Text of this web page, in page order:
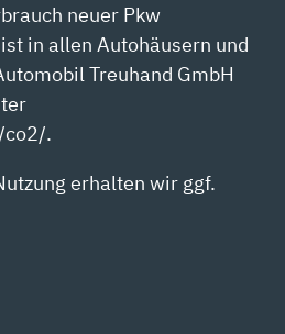
neuer Pkw
in allen Autohäusern und
Treuhand GmbH
co2/.
erhalten wir ggf.